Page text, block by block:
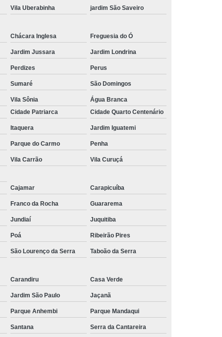
Vila Uberabinha jardim São Saveiro
Chácara Inglesa Freguesia do Ó
Jardim Jussara Jardim Londrina
Perdizes Perus
Sumaré São Domingos
Vila Sônia
Água Branca
Cidade Patriarca Cidade Quarto Centenário
Itaquera Jardim Iguatemi
Parque do Carmo Penha
Vila Carrão Vila Curuçá
Cajamar Carapicuíba
Franco da Rocha Guararema
Jundiaí Juquitiba
Poá Ribeirão Pires
São Lourenço da Serra Taboão da Serra
Carandiru Casa Verde
Jardim São Paulo Jaçanã
Parque Anhembi Parque Mandaqui
Santana Serra da Cantareira